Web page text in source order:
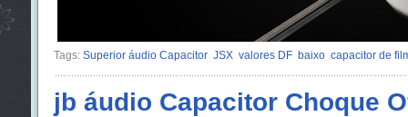
Tags: Superior áudio Capacitor JSX valores DF baixo capacitor de
jb áudio Capacitor Choque